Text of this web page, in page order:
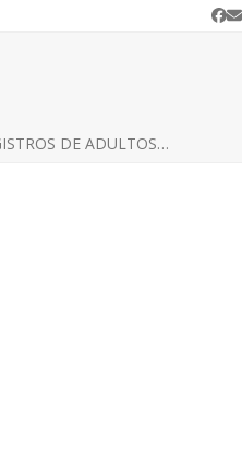
DE ADULTOS…